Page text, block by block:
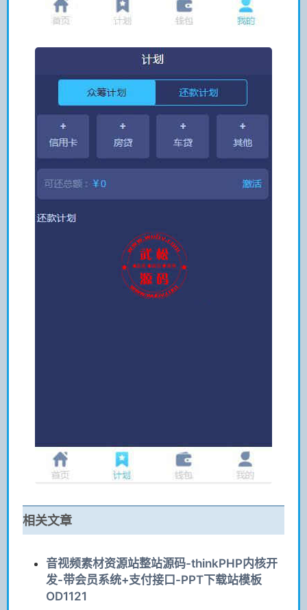
相关文章
音视频素材资源站整站源码-thinkPHP内核开
发-带会员系统+支付接口-PPT下载站模板
OD1121